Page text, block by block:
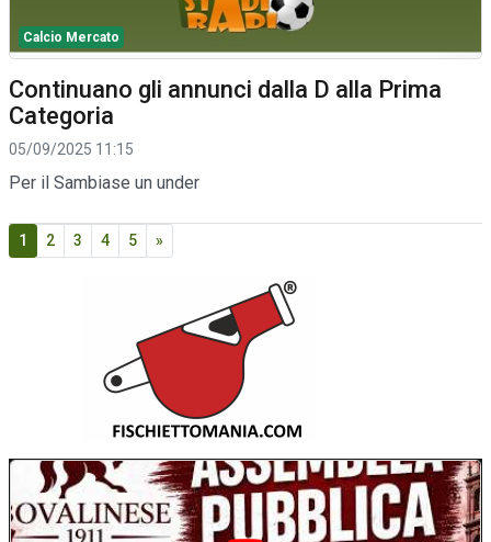
Calcio Mercato
Continuano gli annunci dalla D alla Prima
Categoria
05/09/2025 11:15
Per il Sambiase un under
1 2 3 4 5 »